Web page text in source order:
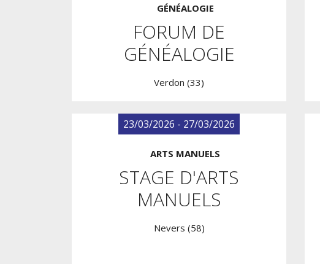
GÉNÉALOGIE
FORUM DE
GÉNÉALOGIE
Verdon (33)
23/03/2026 - 27/03/2026
ARTS MANUELS
STAGE D'ARTS
MANUELS
Nevers (58)